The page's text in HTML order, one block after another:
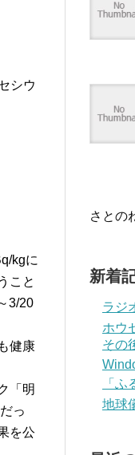
シウ
kgに
こと
3/20
健康
「明
っ
を公
さとの
新着
ラジ
ホウ
その
「ふ
地球